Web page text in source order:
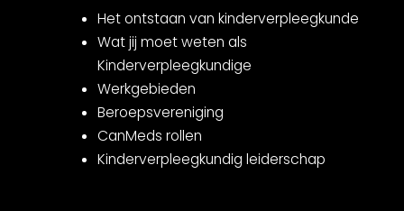
Het ontstaan van kinderverpleegkunde
Wat jij moet weten als
Kinderverpleegkundige
Werkgebieden
Beroepsvereniging
CanMeds rollen
Kinderverpleegkundig leiderschap